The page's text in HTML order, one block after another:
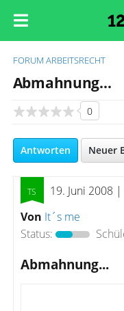
FORUM ARBEITSRECHT
Abmahnung...
0
Antworten Neuer
19. Juni 2008
Von It´s me
Status:
Abmahnung...